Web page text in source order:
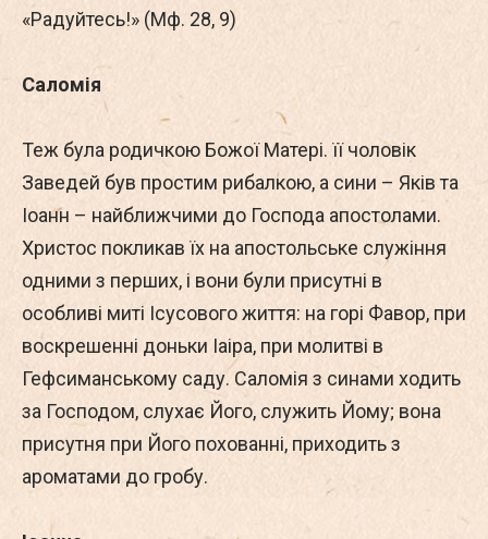
«Радуйтесь!» (Мф. 28, 9)
Саломія
Теж була родичкою Божої Матері. її чоловік
Заведей був простим рибалкою, а сини – Яків та
Іоанн – найближчими до Господа апостолами.
Христос покликав їх на апостольське служіння
одними з перших, і вони були присутні в
особливі миті Ісусового життя: на горі Фавор, при
воскрешенні доньки Іаіра, при молитві в
Гефсиманському саду. Саломія з синами ходить
за Господом, слухає Його, служить Йому; вона
присутня при Його похованні, приходить з
ароматами до гробу.